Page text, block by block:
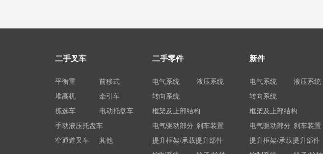
二手叉车
平衡重
前移式
堆高机
牵引车
拣选车
电动托盘车
手动液压托盘车
窄通道叉车
其他
二手零件
电气系统
液压系统
转向系统
框架及上部结构
电气驱动部分 刹车装置
提升框架/承载提升部件
新件
电气系统
液压系统
转向系统
框架及上部结构
电气驱动部分 刹车装置
提升框架/承载提升部件